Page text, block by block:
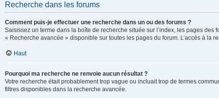
Recherche dans les forums
Comment puis-je effectuer une recherche dans un ou des forums ?
Saisissez un terme dans la boîte de recherche située sur l’index, les pages
« Recherche avancée » disponible sur toutes les pages du forum. L’accès à la
Haut
Pourquoi ma recherche ne renvoie aucun résultat ?
Votre recherche était probablement trop vague ou incluait trop de termes
filtres disponibles dans la recherche avancée.